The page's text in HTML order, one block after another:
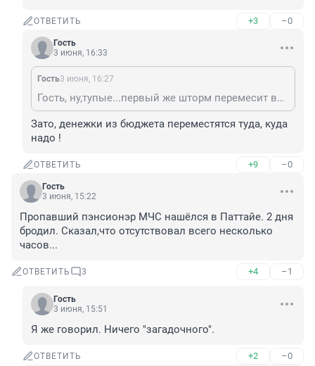
ОТВЕТИТЬ +3 –0
Гость
3 июня, 16:33
Гость3 июня, 16:27
Гость, ну,тупые...первый же шторм перемесит все!
Зато, денежки из бюджета переместятся туда, куда
надо !
ОТВЕТИТЬ +9 –0
Гость
3 июня, 15:22
Пропавший пэнсионэр МЧС нашёлся в Паттайе. 2 дня
бродил. Сказал,что отсутствовал всего несколько
часов...
ОТВЕТИТЬ 3 +4 –1
Гость
3 июня, 15:51
Я же говорил. Ничего "загадочного".
ОТВЕТИТЬ +2 –0